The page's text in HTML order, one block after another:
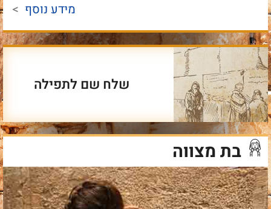
מידע נוסף >
שלח שם לתפילה
בת מצווה